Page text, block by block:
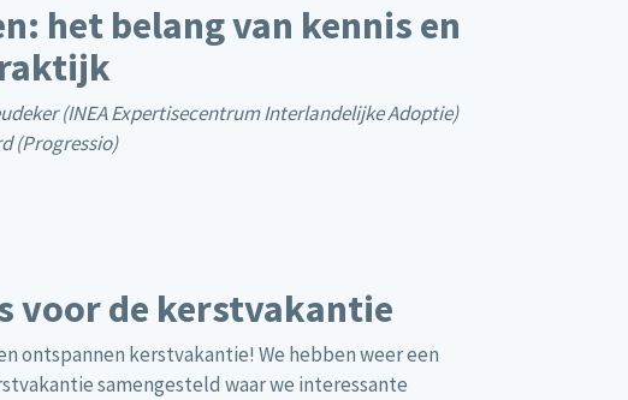
het belang van kennis en
(INEA Expertisecentrum Interlandelijke Adoptie)
(Progressio)
voor de kerstvakantie
ontspannen kerstvakantie! We hebben weer een
samengesteld waar we interessante